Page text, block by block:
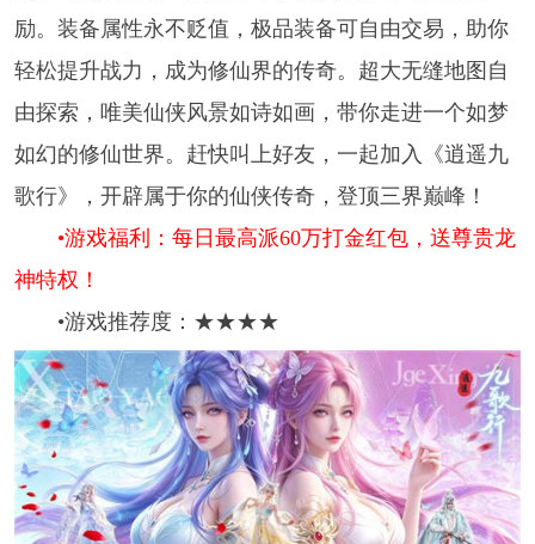
励。装备属性永不贬值，极品装备可自由交易，助你
轻松提升战力，成为修仙界的传奇。超大无缝地图自
由探索，唯美仙侠风景如诗如画，带你走进一个如梦
如幻的修仙世界。赶快叫上好友，一起加入《逍遥九
歌行》，开辟属于你的仙侠传奇，登顶三界巅峰！
•游戏福利：每日最高派60万打金红包，送尊贵龙
神特权！
•游戏推荐度：★★★★